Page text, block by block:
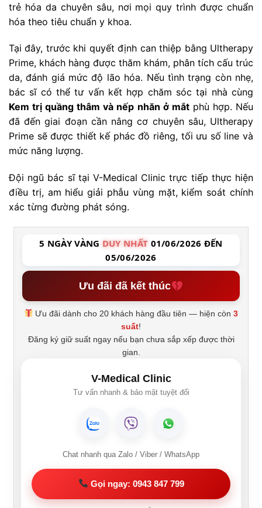
trẻ hóa da chuyên sâu, nơi mọi quy trình được chuẩn
hóa theo tiêu chuẩn y khoa.
Tại đây, trước khi quyết định can thiệp bằng Ultherapy
Prime, khách hàng được thăm khám, phân tích cấu trúc
da, đánh giá mức độ lão hóa. Nếu tình trạng còn nhẹ,
bác sĩ có thể tư vấn kết hợp chăm sóc tại nhà cùng
Kem trị quầng thâm và nếp nhăn ở mắtphù hợp. Nếu
đã đến giai đoạn cần nâng cơ chuyên sâu, Ultherapy
Prime sẽ được thiết kế phác đồ riêng, tối ưu số line và
mức năng lượng.
Đội ngũ bác sĩ tại V-Medical Clinic trực tiếp thực hiện
điều trị, am hiểu giải phẫu vùng mặt, kiểm soát chính
xác từng đường phát sóng.
5 NGÀY VÀNG DUY NHẤT 01/06/2026 ĐẾN
05/06/2026
Ưu đãi đã kết thúc
Ưu đãi dành cho 20 khách hàng đầu tiên — hiện còn3
suất!
Đăng ký giữ suất ngay nếu bạn chưa sắp xếp được thời
gian.
V-Medical Clinic
Tư vấn nhanh & bảo mật tuyệt đối
Chat nhanh qua Zalo / Viber / WhatsApp
Gọi ngay: 0943 847 799